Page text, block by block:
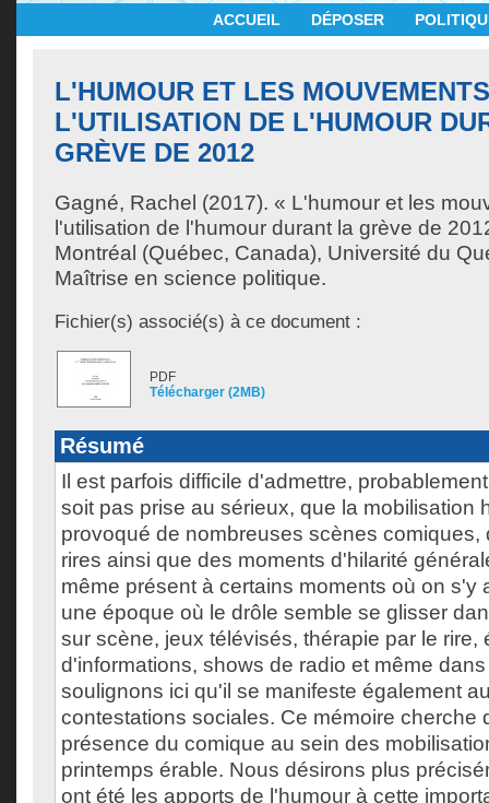
ACCUEIL DÉPOSER
L'HUMOUR ET LES
L'UTILISATION DE L'HUMOUR
GRÈVE DE 2012
Gagné, Rachel (2017). « L'humour et les
l'utilisation de l'humour durant la grève de
Montréal (Québec, Canada), Université du
Maîtrise en science politique.
Fichier(s) associé(s) à ce document :
PDF
Télécharger (2MB)
Résumé
Il est parfois difficile d'admettre,
soit pas prise au sérieux, que la mobilisation
provoqué de nombreuses scènes comiques,
rires ainsi que des moments d'hilarité
même présent à certains moments où on s'y
une époque où le drôle semble se glisser
sur scène, jeux télévisés, thérapie par le rire,
d'informations, shows de radio et même
soulignons ici qu'il se manifeste également
contestations sociales. Ce mémoire cherche
présence du comique au sein des
printemps érable. Nous désirons plus
ont été les apports de l'humour à cette